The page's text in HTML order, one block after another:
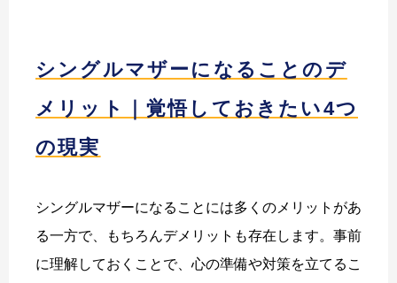
シングルマザーになることのデ
メリット｜覚悟しておきたい4つ
の現実
シングルマザーになることには多くのメリットがあ
る一方で、もちろんデメリットも存在します。事前
に理解しておくことで、心の準備や対策を立てるこ